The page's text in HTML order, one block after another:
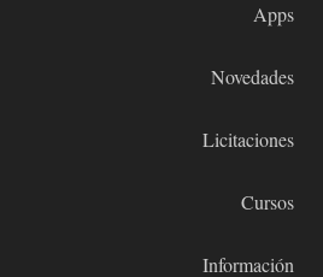
Apps
Novedades
Licitaciones
Cursos
Información